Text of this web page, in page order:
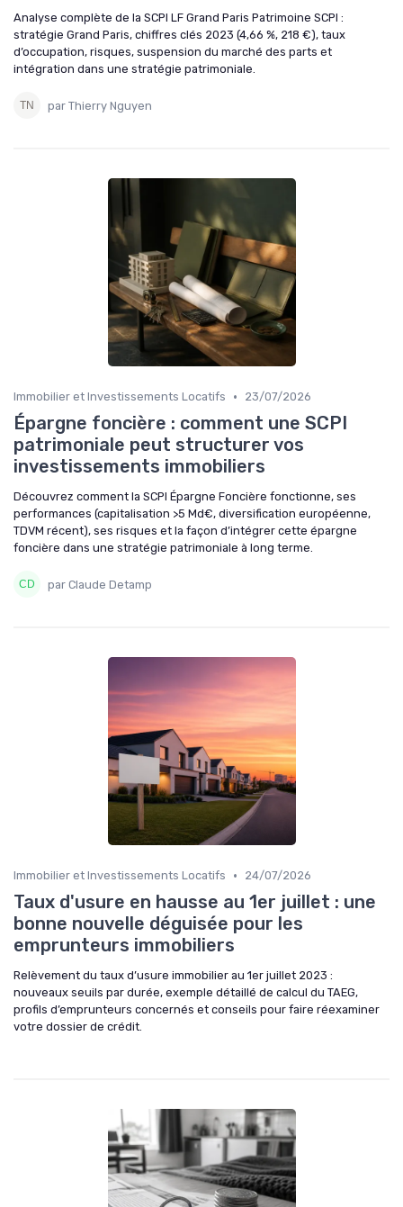
Analyse complète de la SCPI LF Grand Paris Patrimoine SCPI :
stratégie Grand Paris, chiffres clés 2023 (4,66 %, 218 €), taux
d’occupation, risques, suspension du marché des parts et
intégration dans une stratégie patrimoniale.
par Thierry Nguyen
Immobilier et Investissements Locatifs • 23/07/2026
Épargne foncière : comment une SCPI
patrimoniale peut structurer vos
investissements immobiliers
Découvrez comment la SCPI Épargne Foncière fonctionne, ses
performances (capitalisation >5 Md€, diversification européenne,
TDVM récent), ses risques et la façon d’intégrer cette épargne
foncière dans une stratégie patrimoniale à long terme.
par Claude Detamp
Immobilier et Investissements Locatifs • 24/07/2026
Taux d'usure en hausse au 1er juillet : une
bonne nouvelle déguisée pour les
emprunteurs immobiliers
Relèvement du taux d’usure immobilier au 1er juillet 2023 :
nouveaux seuils par durée, exemple détaillé de calcul du TAEG,
profils d’emprunteurs concernés et conseils pour faire réexaminer
votre dossier de crédit.